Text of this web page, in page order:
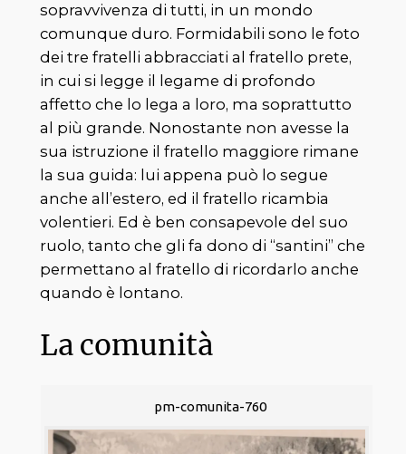
sopravvivenza di tutti, in un mondo
comunque duro. Formidabili sono le foto
dei tre fratelli abbracciati al fratello prete,
in cui si legge il legame di profondo
affetto che lo lega a loro, ma soprattutto
al più grande. Nonostante non avesse la
sua istruzione il fratello maggiore rimane
la sua guida: lui appena può lo segue
anche all’estero, ed il fratello ricambia
volentieri. Ed è ben consapevole del suo
ruolo, tanto che gli fa dono di “santini” che
permettano al fratello di ricordarlo anche
quando è lontano.
La comunità
pm-comunita-760